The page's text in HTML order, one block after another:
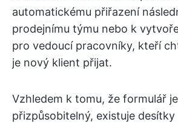
automatickému přiřazení
prodejnímu týmu nebo k
pro vedoucí pracovníky, kteří
je nový klient přijat.
Vzhledem k tomu, že formulář je
přizpůsobitelný, existuje